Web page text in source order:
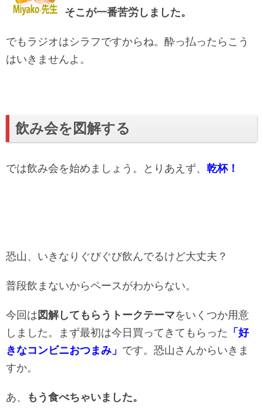
そこが一番苦労しました。
でもラジオはシラフですからね。酔っ払ったらこう
はいきませんよ。
飲み会を図解する
では飲み会を始めましょう。とりあえず、 乾杯！
恐山、いきなりぐびぐび飲んでるけど大丈夫？
普段飲まないからペースがわからない。
今回は図解してもらうトークテーマをいくつか用意
しました。まず最初は今日買ってきてもらった 「好
きなコンビニおつまみ」 です。恐山さんからいきま
すか。
あ、 もう食べちゃいました。